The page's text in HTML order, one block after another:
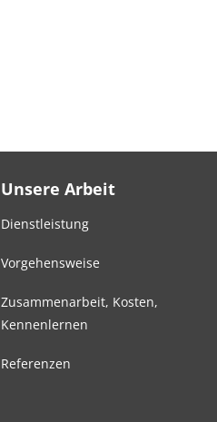
Unsere Arbeit
Dienstleistung
Vorgehensweise
Zusammenarbeit, Kosten,
Kennenlernen
Referenzen